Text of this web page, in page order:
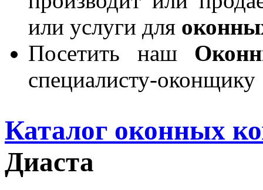
или услуги для
Посетить наш
специалисту-оконщику
Каталог оконных
Диаста